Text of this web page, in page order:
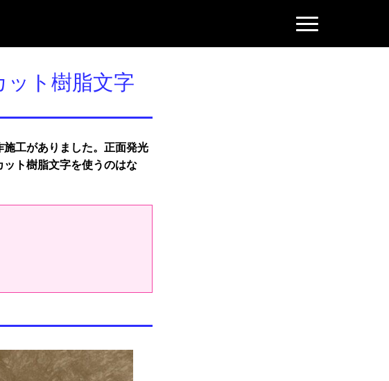
N
a
ト樹脂文字
工がありました。正面発光
ト樹脂文字を使うのはな